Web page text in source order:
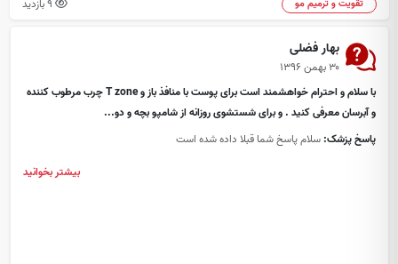
تقویت و ترمیم مو
بهار فضلی
۳۰ بهمن ۱۳۹۶
با سلام و احترام خواهشمند است برای پوست با منافذ باز و T zone چرب مرطوب کننده
و آبرسان معرفی کنید . و برای شستشوی روزانه از شامپو بچه و دو...
پاسخ پزشک: سلام پاسخ شما قبلا داده شده است
بیشتر بخوانید